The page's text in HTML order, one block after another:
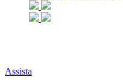
Assista